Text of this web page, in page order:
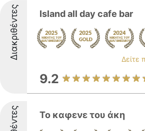
Διακριθέντες Island all day cafe bar
Δείτε
9.2
Το καφενε του άκη